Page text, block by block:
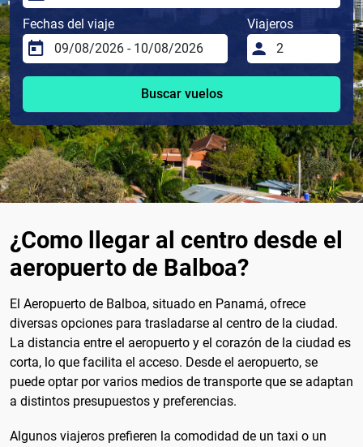
Fechas del viaje Viajeros
Buscar vuelos
¿Como llegar al centro desde el
aeropuerto de Balboa?
El Aeropuerto de Balboa, situado en Panamá, ofrece
diversas opciones para trasladarse al centro de la ciudad.
La distancia entre el aeropuerto y el corazón de la ciudad es
corta, lo que facilita el acceso. Desde el aeropuerto, se
puede optar por varios medios de transporte que se adaptan
a distintos presupuestos y preferencias.
Algunos viajeros prefieren la comodidad de un taxi o un